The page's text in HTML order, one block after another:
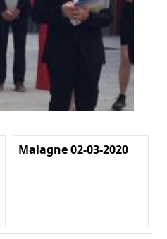
Malagne 02-03-2020